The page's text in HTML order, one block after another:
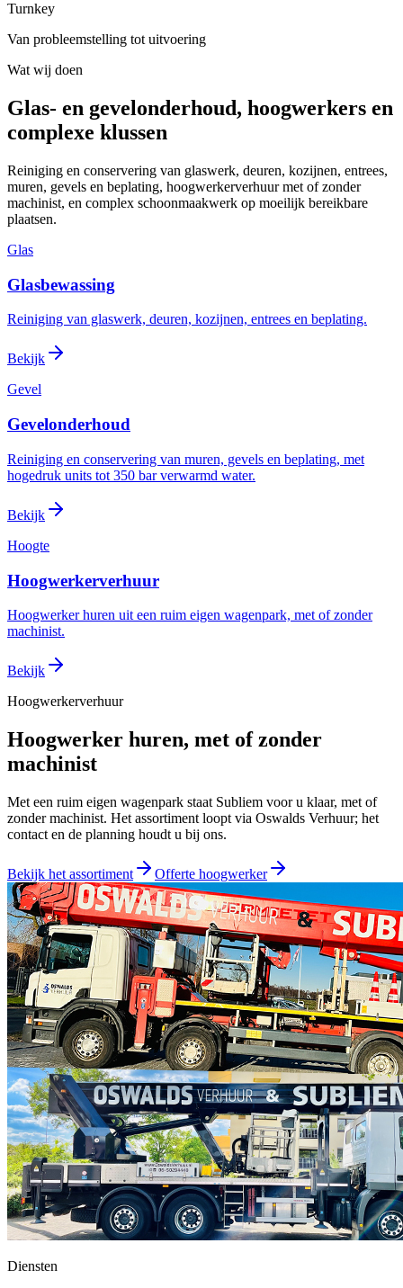
Turnkey
Van probleemstelling tot uitvoering
Wat wij doen
Glas- en gevelonderhoud, hoogwerkers en
complexe klussen
Reiniging en conservering van glaswerk, deuren, kozijnen, entrees,
muren, gevels en beplating, hoogwerkerverhuur met of zonder
machinist, en complex schoonmaakwerk op moeilijk bereikbare
plaatsen.
Glas
Glasbewassing
Reiniging van glaswerk, deuren, kozijnen, entrees en beplating.
Bekijk
Gevel
Gevelonderhoud
Reiniging en conservering van muren, gevels en beplating, met
hogedruk units tot 350 bar verwarmd water.
Bekijk
Hoogte
Hoogwerkerverhuur
Hoogwerker huren uit een ruim eigen wagenpark, met of zonder
machinist.
Bekijk
Hoogwerkerverhuur
Hoogwerker huren, met of zonder
machinist
Met een ruim eigen wagenpark staat Subliem voor u klaar, met of
zonder machinist. Het assortiment loopt via Oswalds Verhuur; het
contact en de planning houdt u bij ons.
Bekijk het assortiment Offerte hoogwerker
Diensten